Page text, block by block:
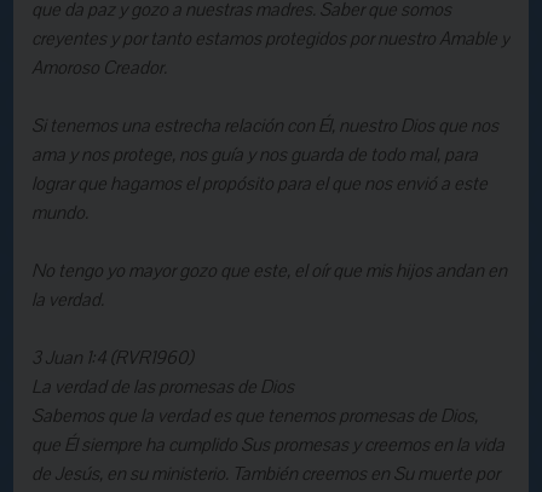
que da paz y gozo a nuestras madres. Saber que somos
creyentes y por tanto estamos protegidos por nuestro Amable y
Amoroso Creador.
Si tenemos una estrecha relación con Él, nuestro Dios que nos
ama y nos protege, nos guía y nos guarda de todo mal, para
lograr que hagamos el propósito para el que nos envió a este
mundo.
No tengo yo mayor gozo que este, el oír que mis hijos andan en
la verdad.
3 Juan 1:4 (RVR1960)
La verdad de las promesas de Dios
Sabemos que la verdad es que tenemos promesas de Dios,
que Él siempre ha cumplido Sus promesas y creemos en la vida
de Jesús, en su ministerio. También creemos en Su muerte por